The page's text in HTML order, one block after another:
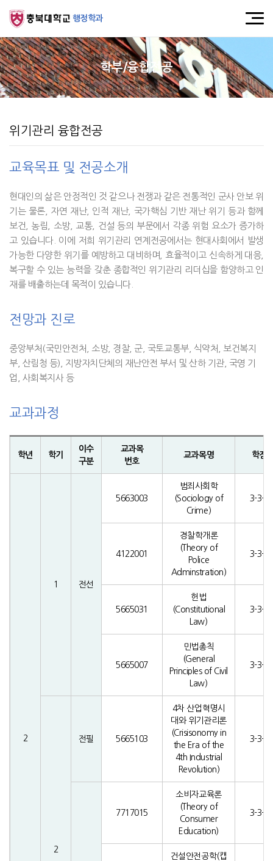
행정학과
학부/융합전공
위기관리 융합전공
교육목표 및 전공소개
현대인의 삶은 안정적인 것 같으나 전쟁과 같은 전통적인 군사 안보 위
기는 물론, 자연 재난, 인적 재난, 국가핵심 기반 재난 위기 등과 함께
보건, 농림, 소방, 교통, 건설 등의 부문에서 각종 위험 요소가 증가하
고 있습니다. 이에 저희 위기관리 연계전공에서는 현대사회에서 발생
가능한 다양한 위기를 예방하고 대비하며, 효율적이고 신속하게 대응,
복구할 수 있는 능력을 갖춘 종합적인 위기관리 리더십을 함양하고 인
재를 배출하는데 목적이 있습니다.
전망과 진로
중앙부처(국민안전처, 소방, 경찰, 군, 국토교통부, 식약처, 보건복지
부, 산림청 등), 지방자치단체의 재난안전 부서 및 산하 기관, 국영 기
업, 사회복지사 등
교과과정
학년 학기
이수
구분
교과목
번호
교과목명 학점
2
1 전선
5663003
범죄사회학
(Sociology of
Crime)
3-3-0
4122001
경찰학개론
(Theory of
Police
Adminstration)
3-3-0
5665031
헌법
(Constitutional
Law)
3-3-0
5665007
민법총칙
(General
Principles of Civil
Law)
3-3-0
2
전필 5665103
4차 산업혁명시
대와 위기관리론
(Crisisonomy in
the Era of the
4th Industrial
Revolution)
3-3-0
7717015
소비자교육론
(Theory of
Consumer
Education)
3-3-0
건설안전공학(캡